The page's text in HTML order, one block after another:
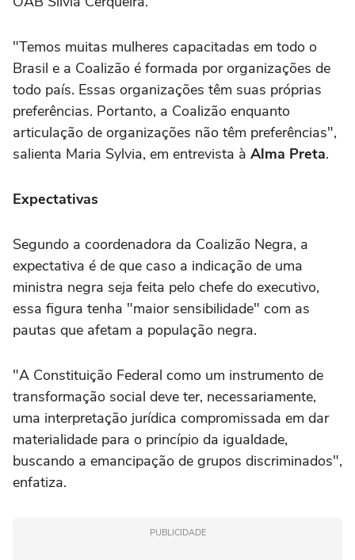
"Temos muitas mulheres capacitadas em todo o
Brasil e a Coalizão é formada por organizações de
todo país. Essas organizações têm suas próprias
preferências. Portanto, a Coalizão enquanto
articulação de organizações não têm preferências",
salienta Maria Sylvia, em entrevista à Alma Preta.
Expectativas
Segundo a coordenadora da Coalizão Negra, a
expectativa é de que caso a indicação de uma
ministra negra seja feita pelo chefe do executivo,
essa figura tenha "maior sensibilidade" com as
pautas que afetam a população negra.
"A Constituição Federal como um instrumento de
transformação social deve ter, necessariamente,
uma interpretação jurídica compromissada em dar
materialidade para o princípio da igualdade,
buscando a emancipação de grupos discriminados",
enfatiza.
PUBLICIDADE